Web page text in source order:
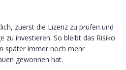
zuerst die Lizenz zu prüfen und
zu investieren. So bleibt das Risiko
später immer noch mehr
gewonnen hat.